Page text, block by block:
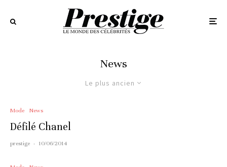
News
Le plus ancien
Mode News
Défilé Chanel
prestige · 10/06/2014